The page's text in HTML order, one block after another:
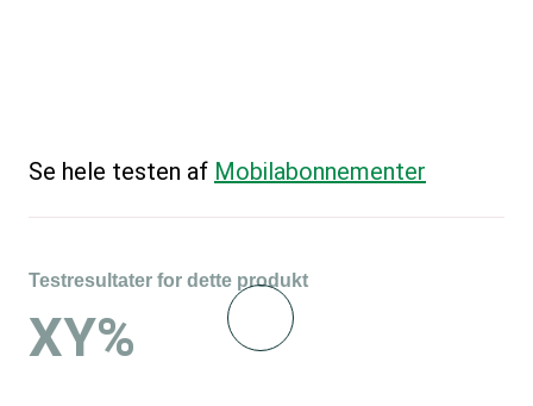
Se hele testen af Mobilabonnementer
Testresultater for dette produkt
XY%